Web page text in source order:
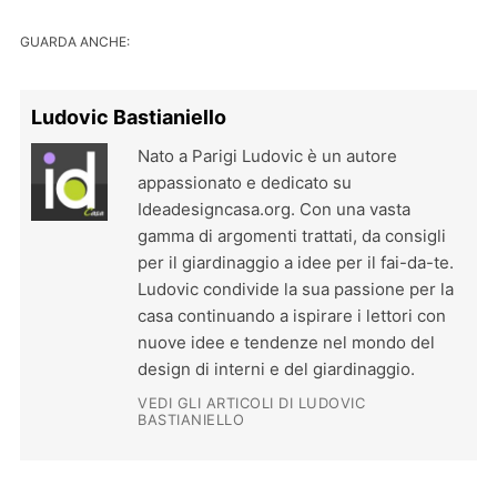
GUARDA ANCHE:
Ludovic Bastianiello
Nato a Parigi Ludovic è un autore
appassionato e dedicato su
Ideadesigncasa.org. Con una vasta
gamma di argomenti trattati, da consigli
per il giardinaggio a idee per il fai-da-te.
Ludovic condivide la sua passione per la
casa continuando a ispirare i lettori con
nuove idee e tendenze nel mondo del
design di interni e del giardinaggio.
VEDI GLI ARTICOLI DI LUDOVIC
BASTIANIELLO